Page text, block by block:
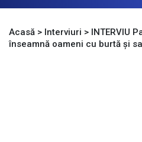
Acasă > Interviuri > INTERVIU
înseamnă oameni cu burtă şi